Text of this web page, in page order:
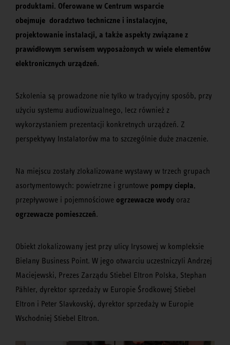
produktami. Oferowane w Centrum wsparcie
obejmuje doradztwo techniczne i instalacyjne,
projektowanie instalacji, a także aspekty związane z
prawidłowym serwisem wyposażonych w wiele elementów
elektronicznych urządzeń.
Szkolenia są prowadzone nie tylko w tradycyjny sposób, przy
użyciu systemu audiowizualnego, lecz również z
wykorzystaniem prezentacji konkretnych urządzeń. Z
perspektywy Instalatorów ma to szczególnie duże znaczenie.
Na miejscu zostały zlokalizowane wystawy w trzech grupach
asortymentowych: powietrzne i gruntowe pompy ciepła,
przepływowe i pojemnościowe ogrzewacze wody oraz
ogrzewacze pomieszczeń.
Obiekt zlokalizowany jest przy ulicy Irysowej w kompleksie
Bielany Business Point. W jego otwarciu uczestniczyli Andrzej
Maciejewski, Prezes Zarządu Stiebel Eltron Polska, Stephan
Pähler, dyrektor sprzedaży w Europie Środkowej Stiebel
Eltron i Peter Slavkovský, dyrektor sprzedaży w Europie
Wschodniej Stiebel Eltron.